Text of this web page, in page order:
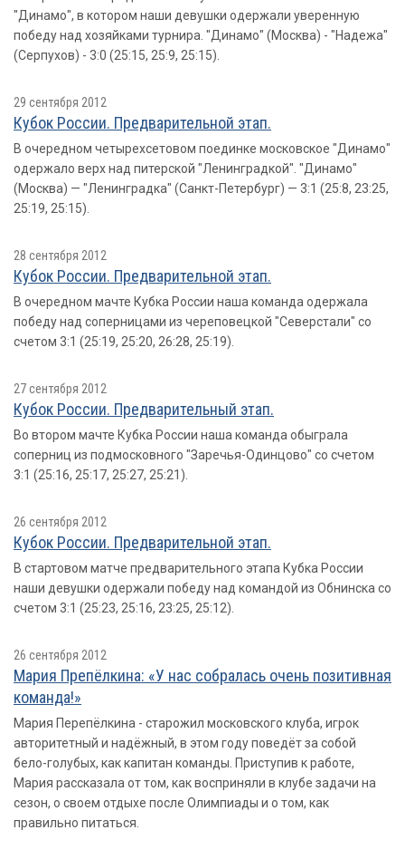
"Динамо", в котором наши девушки одержали уверенную
победу над хозяйками турнира. "Динамо" (Москва) - "Надежа"
(Серпухов) - 3:0 (25:15, 25:9, 25:15).
29 сентября 2012
Кубок России. Предварительной этап.
В очередном четырехсетовом поединке московское "Динамо"
одержало верх над питерской "Ленинградкой". "Динамо"
(Москва) — "Ленинградка" (Санкт-Петербург) — 3:1 (25:8, 23:25,
25:19, 25:15).
28 сентября 2012
Кубок России. Предварительной этап.
В очередном мачте Кубка России наша команда одержала
победу над соперницами из череповецкой "Северстали" со
счетом 3:1 (25:19, 25:20, 26:28, 25:19).
27 сентября 2012
Кубок России. Предварительный этап.
Во втором мачте Кубка России наша команда обыграла
соперниц из подмосковного "Заречья-Одинцово" со счетом
3:1 (25:16, 25:17, 25:27, 25:21).
26 сентября 2012
Кубок России. Предварительной этап.
В стартовом матче предварительного этапа Кубка России
наши девушки одержали победу над командой из Обнинска со
счетом 3:1 (25:23, 25:16, 23:25, 25:12).
26 сентября 2012
Мария Препёлкина: «У нас собралась очень позитивная
команда!»
Мария Перепёлкина - старожил московского клуба, игрок
авторитетный и надёжный, в этом году поведёт за собой
бело-голубых, как капитан команды. Приступив к работе,
Мария рассказала от том, как восприняли в клубе задачи на
сезон, о своем отдыхе после Олимпиады и о том, как
правильно питаться.